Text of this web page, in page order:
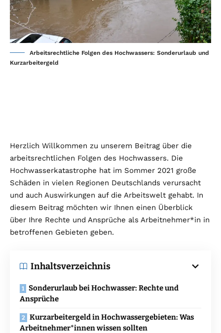
Arbeitsrechtliche Folgen des Hochwassers: Sonderurlaub und
Kurzarbeitergeld
Herzlich Willkommen zu unserem Beitrag über die
arbeitsrechtlichen Folgen des Hochwassers. Die
Hochwasserkatastrophe hat im Sommer 2021 große
Schäden in vielen Regionen Deutschlands verursacht
und auch Auswirkungen auf die Arbeitswelt gehabt. In
diesem Beitrag möchten wir Ihnen einen Überblick
über Ihre Rechte und Ansprüche als Arbeitnehmer*in in
betroffenen Gebieten geben.
Inhaltsverzeichnis
Sonderurlaub bei Hochwasser: Rechte und
Ansprüche
Kurzarbeitergeld in Hochwassergebieten: Was
Arbeitnehmer*innen wissen sollten